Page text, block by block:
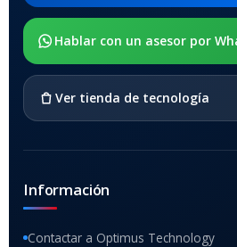
Hablar con un asesor por
Ver tienda de tecnología
Información
Contactar a Optimus Technology